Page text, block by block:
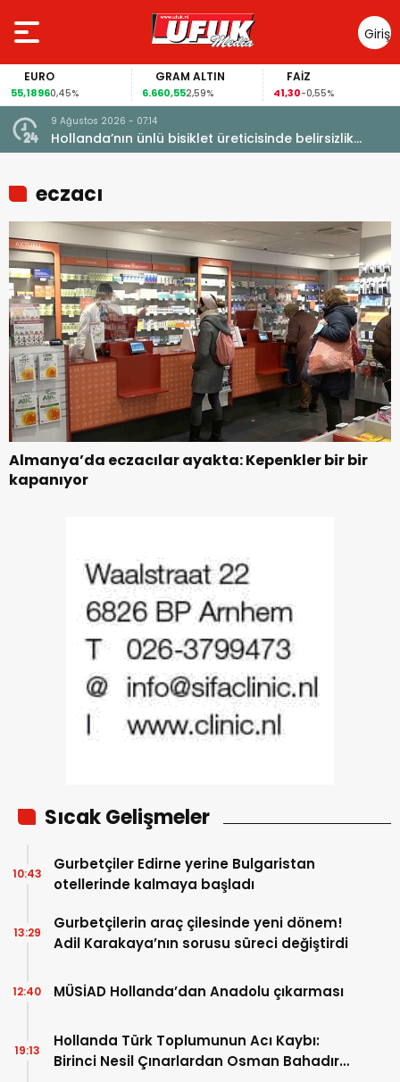
Giriş
Yap
EURO
55,18960,45%
GRAM ALTIN
6.660,552,59%
FAİZ
41,30-0,55%
9 Ağustos 2026 - 07:14
Hollanda’nın ünlü bisiklet üreticisinde belirsizlik
büyüyor
eczacı
Almanya’da eczacılar ayakta: Kepenkler bir bir
kapanıyor
Sıcak Gelişmeler
Gurbetçiler Edirne yerine Bulgaristan
otellerinde kalmaya başladı
10:43
Gurbetçilerin araç çilesinde yeni dönem!
Adil Karakaya’nın sorusu süreci değiştirdi
13:29
MÜSİAD Hollanda’dan Anadolu çıkarması
12:40
Hollanda Türk Toplumunun Acı Kaybı:
Birinci Nesil Çınarlardan Osman Bahadır
19:13